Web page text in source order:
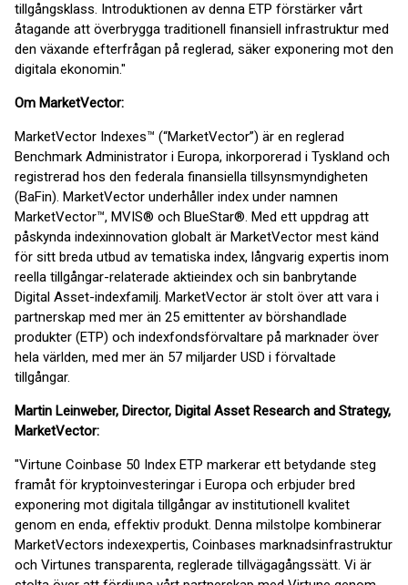
tillgångsklass. Introduktionen av denna ETP förstärker vårt
åtagande att överbrygga traditionell finansiell infrastruktur med
den växande efterfrågan på reglerad, säker exponering mot den
digitala ekonomin."
Om MarketVector:
MarketVector Indexes™ (“MarketVector”) är en reglerad
Benchmark Administrator i Europa, inkorporerad i Tyskland och
registrerad hos den federala finansiella tillsynsmyndigheten
(BaFin). MarketVector underhåller index under namnen
MarketVector™, MVIS® och BlueStar®. Med ett uppdrag att
påskynda indexinnovation globalt är MarketVector mest känd
för sitt breda utbud av tematiska index, långvarig expertis inom
reella tillgångar-relaterade aktieindex och sin banbrytande
Digital Asset-indexfamilj. MarketVector är stolt över att vara i
partnerskap med mer än 25 emittenter av börshandlade
produkter (ETP) och indexfondsförvaltare på marknader över
hela världen, med mer än 57 miljarder USD i förvaltade
tillgångar.
Martin Leinweber, Director, Digital Asset Research and Strategy,
MarketVector:
"Virtune Coinbase 50 Index ETP markerar ett betydande steg
framåt för kryptoinvesteringar i Europa och erbjuder bred
exponering mot digitala tillgångar av institutionell kvalitet
genom en enda, effektiv produkt. Denna milstolpe kombinerar
MarketVectors indexexpertis, Coinbases marknadsinfrastruktur
och Virtunes transparenta, reglerade tillvägagångssätt. Vi är